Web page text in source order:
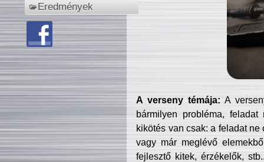
Eredmények
A verseny témája: A
bármilyen probléma, feladat
kikötés van csak: a feladat
vagy már meglévő
fejlesztő kitek, érzékelők,